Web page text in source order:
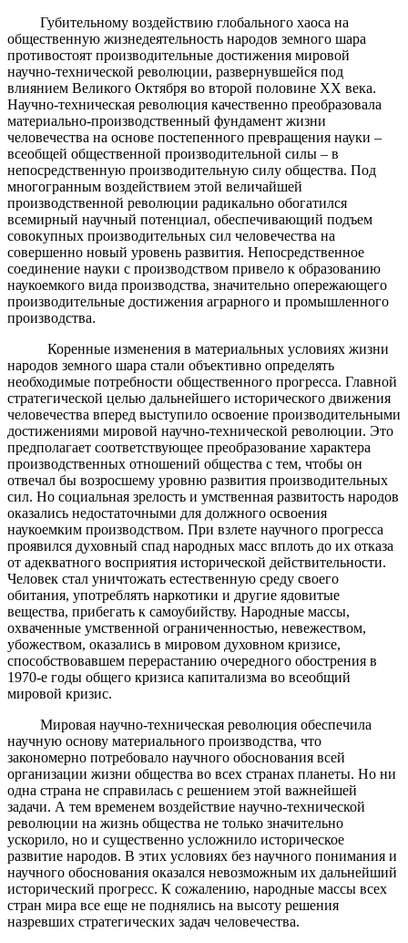
Губительному воздействию глобального хаоса на
общественную жизнедеятельность народов земного шара
противостоят производительные достижения мировой
научно-технической революции, развернувшейся под
влиянием Великого Октября во второй половине ХХ века.
Научно-техническая революция качественно преобразовала
материально-производственный фундамент жизни
человечества на основе постепенного превращения науки –
всеобщей общественной производительной силы – в
непосредственную производительную силу общества. Под
многогранным воздействием этой величайшей
производственной революции радикально обогатился
всемирный научный потенциал, обеспечивающий подъем
совокупных производительных сил человечества на
совершенно новый уровень развития. Непосредственное
соединение науки с производством привело к образованию
наукоемкого вида производства, значительно опережающего
производительные достижения аграрного и промышленного
производства.
Коренные изменения в материальных условиях жизни
народов земного шара стали объективно определять
необходимые потребности общественного прогресса. Главной
стратегической целью дальнейшего исторического движения
человечества вперед выступило освоение производительными
достижениями мировой научно-технической революции. Это
предполагает соответствующее преобразование характера
производственных отношений общества с тем, чтобы он
отвечал бы возросшему уровню развития производительных
сил. Но социальная зрелость и умственная развитость народов
оказались недостаточными для должного освоения
наукоемким производством. При взлете научного прогресса
проявился духовный спад народных масс вплоть до их отказа
от адекватного восприятия исторической действительности.
Человек стал уничтожать естественную среду своего
обитания, употреблять наркотики и другие ядовитые
вещества, прибегать к самоубийству. Народные массы,
охваченные умственной ограниченностью, невежеством,
убожеством, оказались в мировом духовном кризисе,
способствовавшем перерастанию очередного обострения в
1970-е годы общего кризиса капитализма во всеобщий
мировой кризис.
Мировая научно-техническая революция обеспечила
научную основу материального производства, что
закономерно потребовало научного обоснования всей
организации жизни общества во всех странах планеты. Но ни
одна страна не справилась с решением этой важнейшей
задачи. А тем временем воздействие научно-технической
революции на жизнь общества не только значительно
ускорило, но и существенно усложнило историческое
развитие народов. В этих условиях без научного понимания и
научного обоснования оказался невозможным их дальнейший
исторический прогресс. К сожалению, народные массы всех
стран мира все еще не поднялись на высоту решения
назревших стратегических задач человечества.